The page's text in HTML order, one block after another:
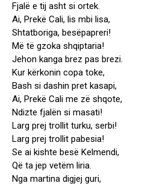
Fjalë e tij asht si ortek.
Ai, Prekë Cali, lis mbi lisa,
Shtatboriga, besëpapreri!
Më të gzoka shqiptaria!
Jehon kanga brez pas brezi.
Kur kërkonin copa toke,
Bash si dashin pret kasapi,
Ai, Prekë Cali me zë shqote,
Ndizte fjalën si masati!
Larg prej trollit turku, serbi!
Larg prej trollit pabesia!
Se ai kishte besë Kelmendi,
Që ta jep vetëm liria.
Nga martina digjej guri,